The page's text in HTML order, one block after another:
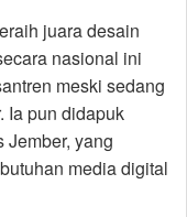
juara desain
nasional ini
meski sedang
Ia pun didapuk
yang
media digital